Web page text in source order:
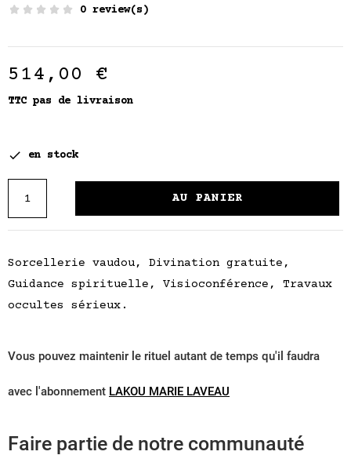
0 review(s)
514,00 €
TTC pas de livraison
 en stock
AU PANIER
Sorcellerie vaudou, Divination gratuite,
Guidance spirituelle, Visioconférence, Travaux
occultes sérieux.
Vous pouvez maintenir le rituel autant de temps qu'il faudra
avec l'abonnement LAKOU MARIE LAVEAU
Faire partie de notre communauté